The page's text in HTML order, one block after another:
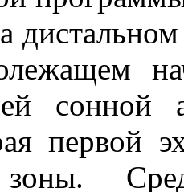
сонной
первой
зоны.